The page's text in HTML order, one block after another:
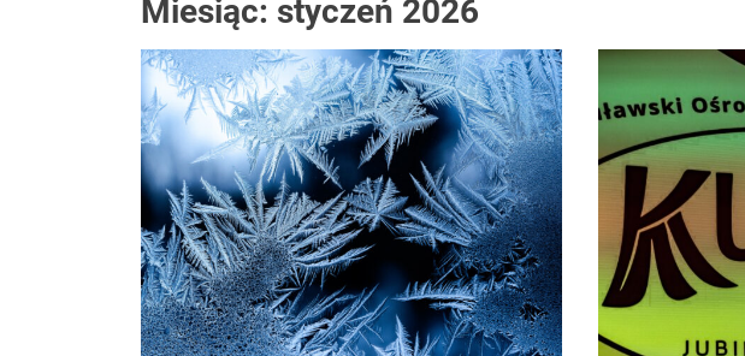
Konkurs Gamer CV – pierwszy krok na
Koniec skrobania szyb w Puławach?
Koniec ucieczki lidera grupy zbrojnej.
Alergicy w Puławach mają dziś pod
Jak zostać rolnikiem: wymagania,
Miesiąc: styczeń 2026